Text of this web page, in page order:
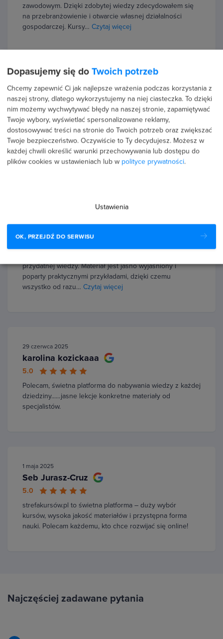
zawodowym. Dzięki zdobytej wiedzy zdecydowałem się
na przebranżowienie i otwarcie własnej działalności
gospodarczej. Kursy… Czytaj więcej
11 lutego 2026
Karolina Gawron
5.0
Bardzo dobra platforma szkoleniowa. Kupiłam kilkanaście
kursów, robię je w swoim tempie. Zdobyłam kilka
certyfikatów, które mogłam wpisać w CV. Co mi się
podoba? -Szybki i…
Czytaj więcej
Joanna Kowalczyk
5.0
przydatnej wiedzy. Materiał jest jasno wyjaśniony i
poparty praktycznymi przykładami, dzięki czemu
wszystko od razu… Czytaj więcej
29 czerwca 2025
karolina kozickaaa
5.0
Polecam, świetna platforma do nabywania wiedzy z każdej
dziedziny......jasne lekcje konkretne materiały od
specjalistów.
1 maja 2025
Seb Jurasz-Cruz
5.0
strefakursów.pl to świetna platforma – duży wybór
kursów, wysoka jakość materiałów i przystępna forma
nauki. Polecam każdemu, kto chce rozwijać się online!
Najczęściej zadawane pytania
Dopasujemy się do Twoich potrzeb
Chcemy zapewnić Ci jak najlepsze wrażenia podczas korzystania z
naszej strony, dlatego wykorzystujemy na niej ciasteczka. To dzięki
nim możemy wychwytywać błędy na naszej stronie, zapamiętywać
Twoje wybory, wyświetlać spersonalizowane reklamy,
dostosowywać treści na stronie do Twoich potrzeb oraz zwiększać
Twoje bezpieczeństwo. Oczywiście to Ty decydujesz. Możesz w
każdej chwili określić warunki przechowywania lub dostępu do
plików cookies w ustawieniach lub w polityce prywatności.
Ustawienia
OK, PRZEJDŹ DO SERWISU